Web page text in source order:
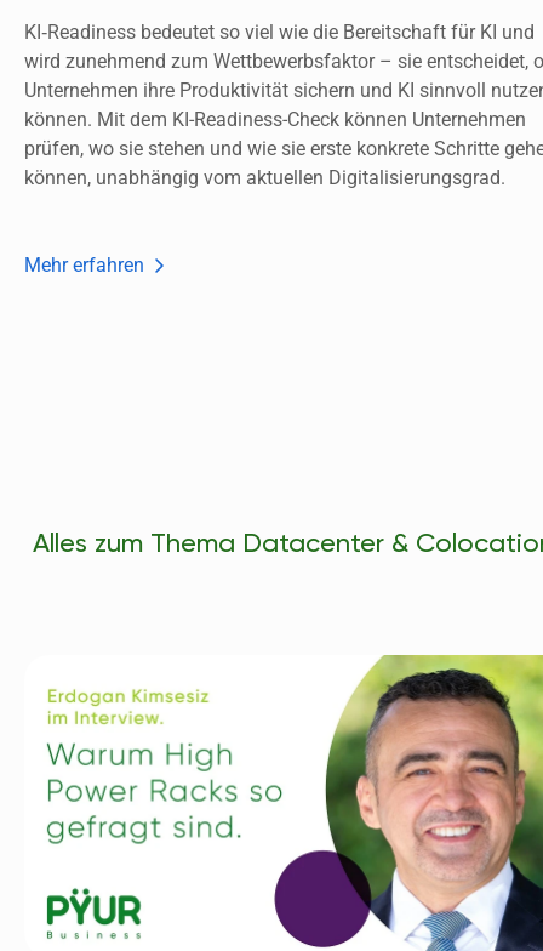
KI‑Readiness bedeutet so viel wie die Bereitschaft für KI und
wird zunehmend zum Wettbewerbsfaktor – sie entscheidet,
Unternehmen ihre Produktivität sichern und KI sinnvoll
können. Mit dem KI-Readiness-Check können Unternehmen
prüfen, wo sie stehen und wie sie erste konkrete Schritte
können, unabhängig vom aktuellen Digitalisierungsgrad.
Mehr erfahren
Alles zum Thema Datacenter &